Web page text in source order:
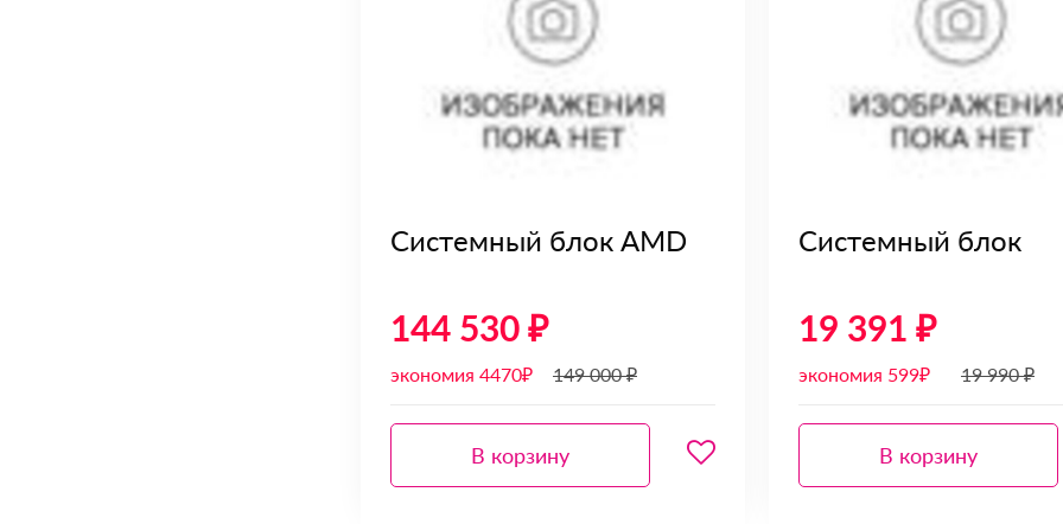
Системный блок AMD
144 530 ₽
экономия 4470₽ 149 000 ₽
В корзину
Системный блок
19 391 ₽
экономия 599₽ 19 990 ₽
В корзину